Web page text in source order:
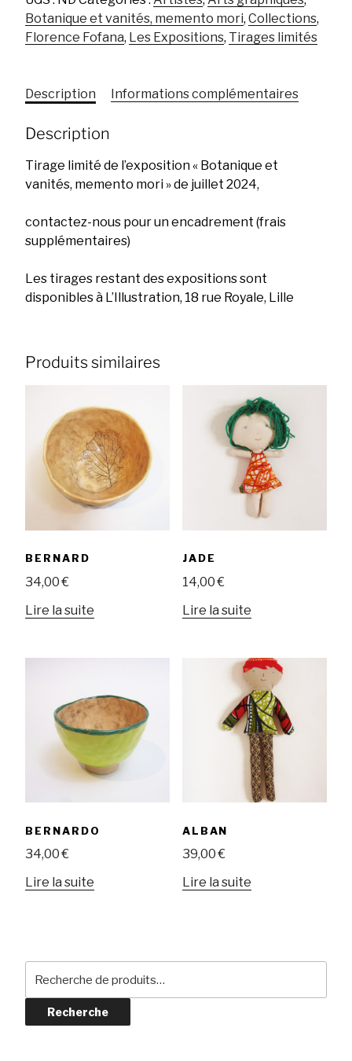
d'été
Botanique et vanités, memento mori, Collections,
Florence Fofana, Les Expositions, Tirages limités
Description Informations complémentaires
Description
Tirage limité de l’exposition « Botanique et
vanités, memento mori » de juillet 2024,
contactez-nous pour un encadrement (frais
supplémentaires)
Les tirages restant des expositions sont
disponibles à L’Illustration, 18 rue Royale, Lille
Produits similaires
BERNARD
34,00€
Lire la suite
JADE
14,00€
Lire la suite
BERNARDO
34,00€
Lire la suite
ALBAN
39,00€
Lire la suite
pour :
Recherche